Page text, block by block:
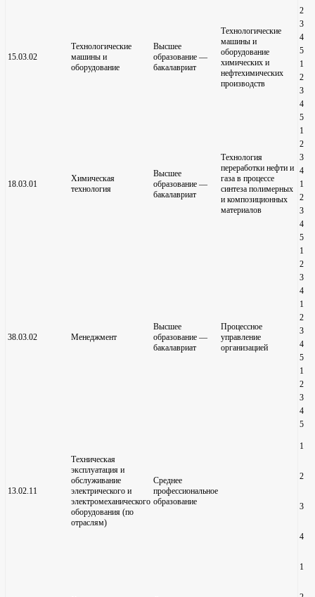
15.03.02
Технологические
машины и
оборудование
Высшее
образование —
бакалавриат
Технологические
машины и
оборудование
химических и
нефтехимических
производств
2
3
4
5
1
2
3
4
5
18.03.01
Химическая
технология
Высшее
образование —
бакалавриат
Технология
переработки нефти и
газа в процессе
синтеза полимерных
и композиционных
материалов
1
2
3
4
1
2
3
4
5
38.03.02 Менеджмент
Высшее
образование —
бакалавриат
Процессное
управление
организацией
1
2
3
4
1
2
3
4
5
1
2
3
4
5
13.02.11
Техническая
эксплуатация и
обслуживание
электрического и
электромеханического
оборудования (по
отраслям)
Среднее
профессиональное
образование
1
2
3
4
1